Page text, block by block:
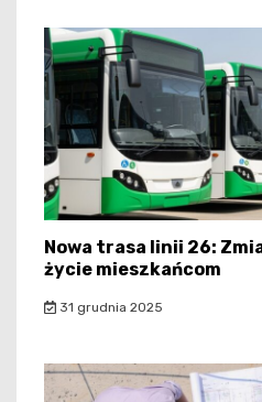
Nowa trasa linii 26:
życie mieszkańcom
31 grudnia 2025